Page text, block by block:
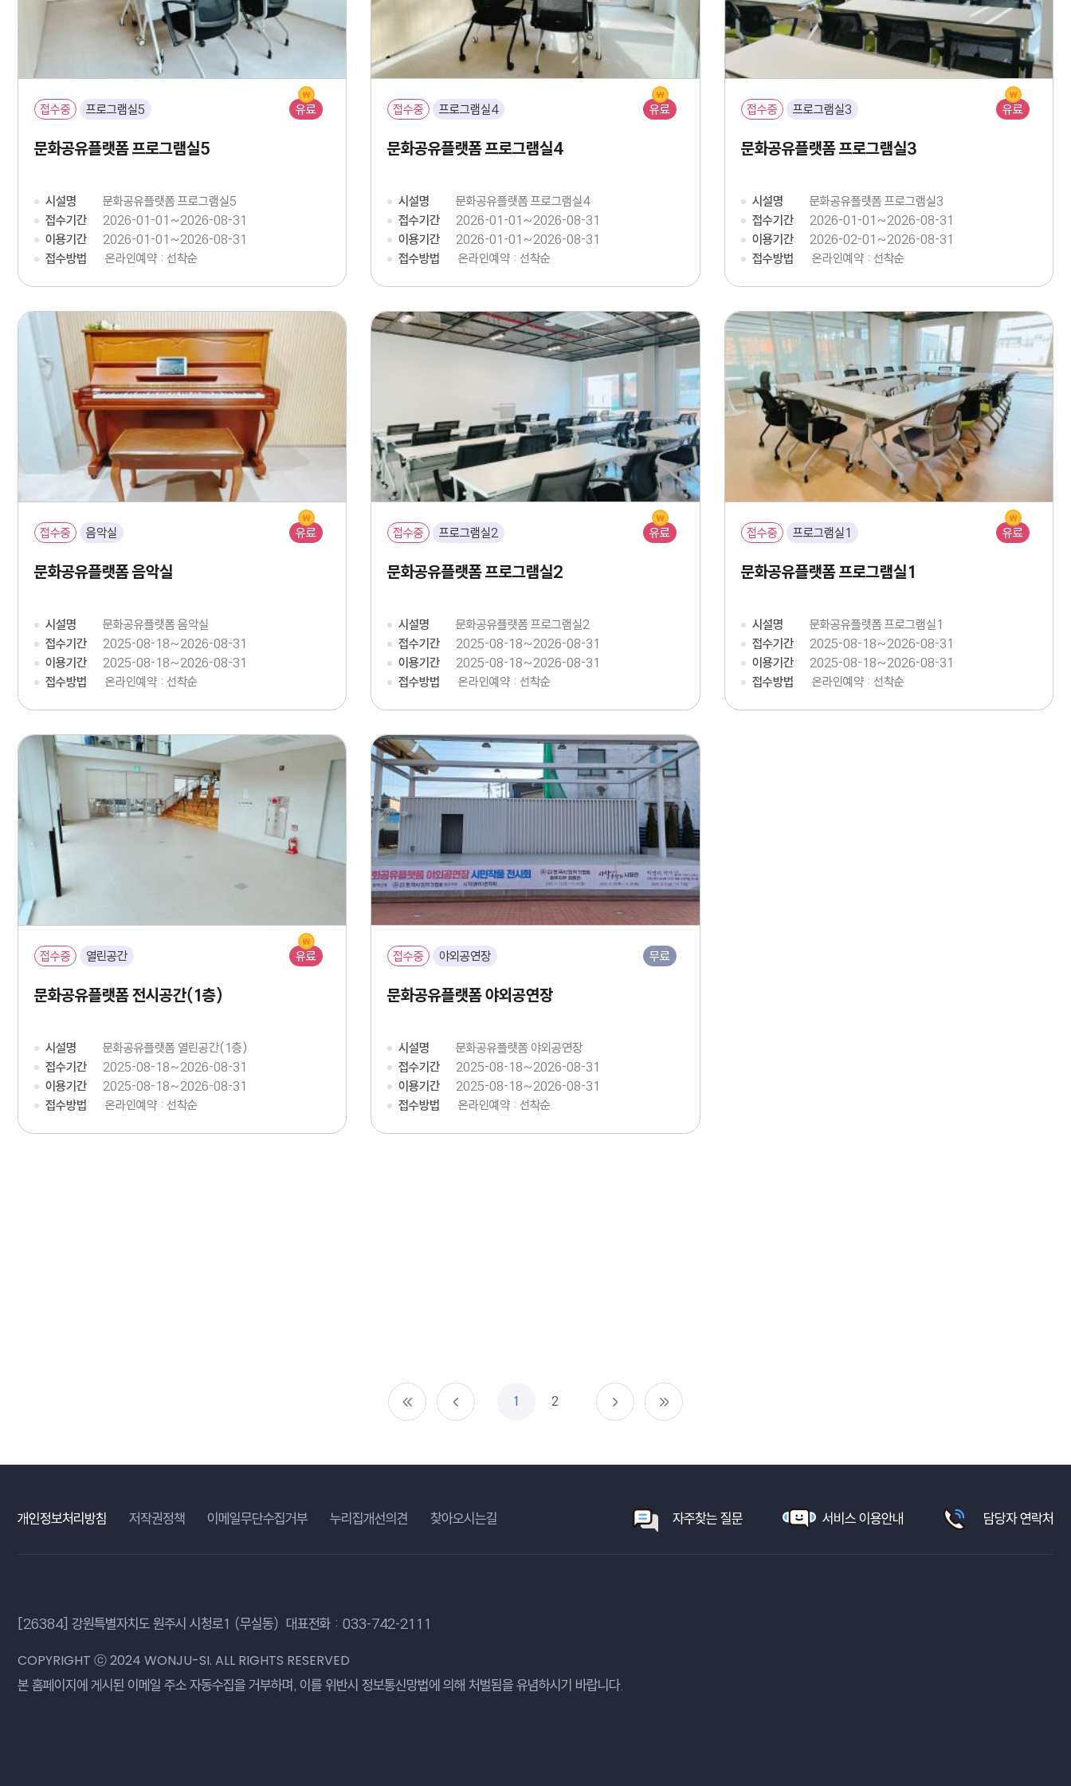
접수중 프로그램실5 유료
문화공유플랫폼 프로그램실5
시설명
문화공유플랫폼 프로그램실5
접수기간
2026-01-01~2026-08-31
이용기간
2026-01-01~2026-08-31
접수방법
온라인예약 : 선착순
접수중 프로그램실4 유료
문화공유플랫폼 프로그램실4
시설명
문화공유플랫폼 프로그램실4
접수기간
2026-01-01~2026-08-31
이용기간
2026-01-01~2026-08-31
접수방법
온라인예약 : 선착순
접수중 프로그램실3 유료
문화공유플랫폼 프로그램실3
시설명
문화공유플랫폼 프로그램실3
접수기간
2026-01-01~2026-08-31
이용기간
2026-02-01~2026-08-31
접수방법
온라인예약 : 선착순
접수중 음악실 유료
문화공유플랫폼 음악실
시설명
문화공유플랫폼 음악실
접수기간
2025-08-18~2026-08-31
이용기간
2025-08-18~2026-08-31
접수방법
온라인예약 : 선착순
접수중 프로그램실2 유료
문화공유플랫폼 프로그램실2
시설명
문화공유플랫폼 프로그램실2
접수기간
2025-08-18~2026-08-31
이용기간
2025-08-18~2026-08-31
접수방법
온라인예약 : 선착순
접수중 프로그램실1 유료
문화공유플랫폼 프로그램실1
시설명
문화공유플랫폼 프로그램실1
접수기간
2025-08-18~2026-08-31
이용기간
2025-08-18~2026-08-31
접수방법
온라인예약 : 선착순
접수중 열린공간 유료
문화공유플랫폼 전시공간（1층）
시설명
문화공유플랫폼 열린공간(1층)
접수기간
2025-08-18~2026-08-31
이용기간
2025-08-18~2026-08-31
접수방법
온라인예약 : 선착순
접수중 야외공연장 무료
문화공유플랫폼 야외공연장
시설명
문화공유플랫폼 야외공연장
접수기간
2025-08-18~2026-08-31
이용기간
2025-08-18~2026-08-31
접수방법
온라인예약 : 선착순
1 2
개인정보처리방침 저작권정책 이메일무단수집거부 누리집개선의견 찾아오시는길 자주찾는 질문 서비스 이용안내 담당자 연락처
[26384] 강원특별자치도 원주시 시청로1 （무실동） 대표전화 : 033-742-2111
COPYRIGHT ⓒ 2024 WONJU-SI. ALL RIGHTS RESERVED
본 홈페이지에 게시된 이메일 주소 자동수집을 거부하며, 이를 위반시 정보통신망법에 의해 처벌됨을 유념하시기 바랍니다.